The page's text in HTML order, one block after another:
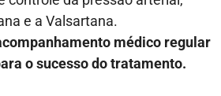
e a Valsartana.
médico regular
o sucesso do tratamento.